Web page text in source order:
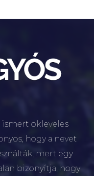
ismert okleveles
hogy a nevet
mert egy
bizonyítja, hogy